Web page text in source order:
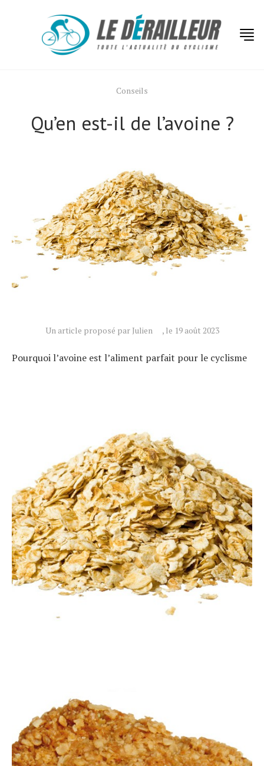
Conseils
Qu’en est-il de l’avoine ?
Un article proposé par Julien , le 19 août 2023
Pourquoi l’avoine est l’aliment parfait pour le cyclisme